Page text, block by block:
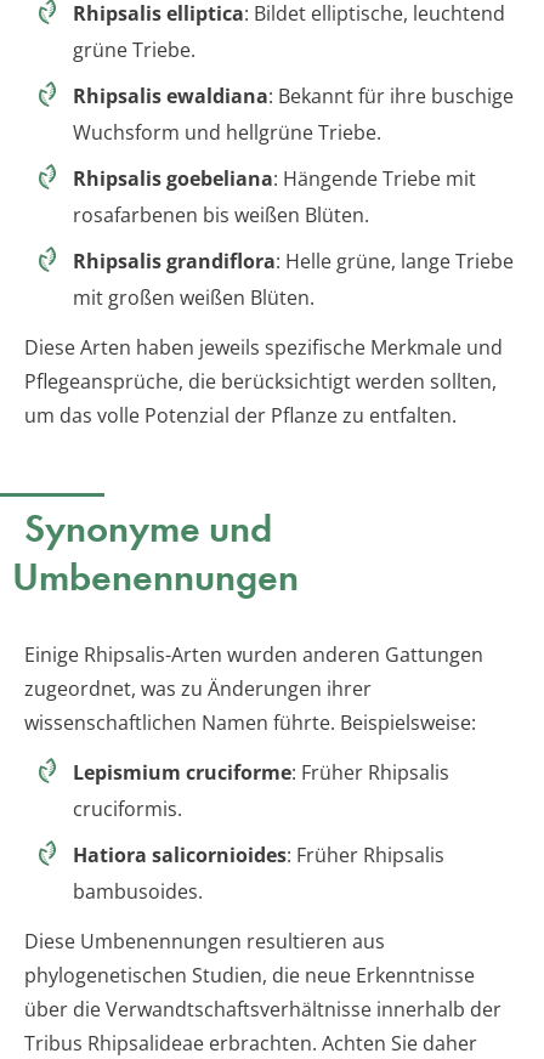
Rhipsalis elliptica: Bildet elliptische, leuchtend
grüne Triebe.
Rhipsalis ewaldiana: Bekannt für ihre buschige
Wuchsform und hellgrüne Triebe.
Rhipsalis goebeliana: Hängende Triebe mit
rosafarbenen bis weißen Blüten.
Rhipsalis grandiflora: Helle grüne, lange Triebe
mit großen weißen Blüten.
Diese Arten haben jeweils spezifische Merkmale und
Pflegeansprüche, die berücksichtigt werden sollten,
um das volle Potenzial der Pflanze zu entfalten.
Synonyme und
Umbenennungen
Einige Rhipsalis-Arten wurden anderen Gattungen
zugeordnet, was zu Änderungen ihrer
wissenschaftlichen Namen führte. Beispielsweise:
Lepismium cruciforme: Früher Rhipsalis
cruciformis.
Hatiora salicornioides: Früher Rhipsalis
bambusoides.
Diese Umbenennungen resultieren aus
phylogenetischen Studien, die neue Erkenntnisse
über die Verwandtschaftsverhältnisse innerhalb der
Tribus Rhipsalideae erbrachten. Achten Sie daher